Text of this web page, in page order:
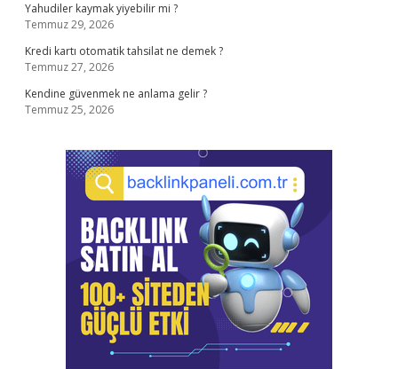
Yahudiler kaymak yiyebilir mi ?
Temmuz 29, 2026
Kredi kartı otomatik tahsilat ne demek ?
Temmuz 27, 2026
Kendine güvenmek ne anlama gelir ?
Temmuz 25, 2026